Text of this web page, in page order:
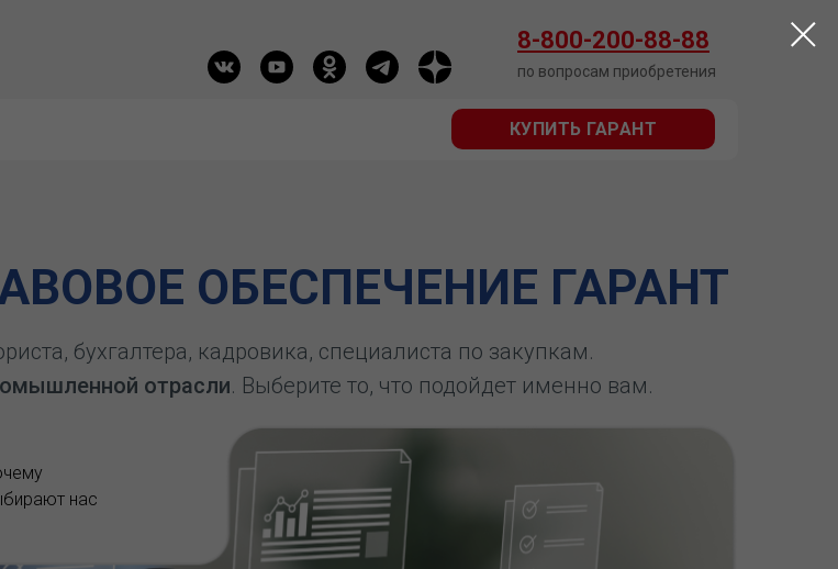
8-800-200-88-88
по вопросам приобретения
КУПИТЬ ГАРАНТ
КУПИТЬ ГАРАНТ
ОБЕСПЕЧЕНИЕ ГАРАНТ
бухгалтера, кадровика, специалиста по закупкам.
отрасли. Выберите то, что подойдет именно вам.
нас